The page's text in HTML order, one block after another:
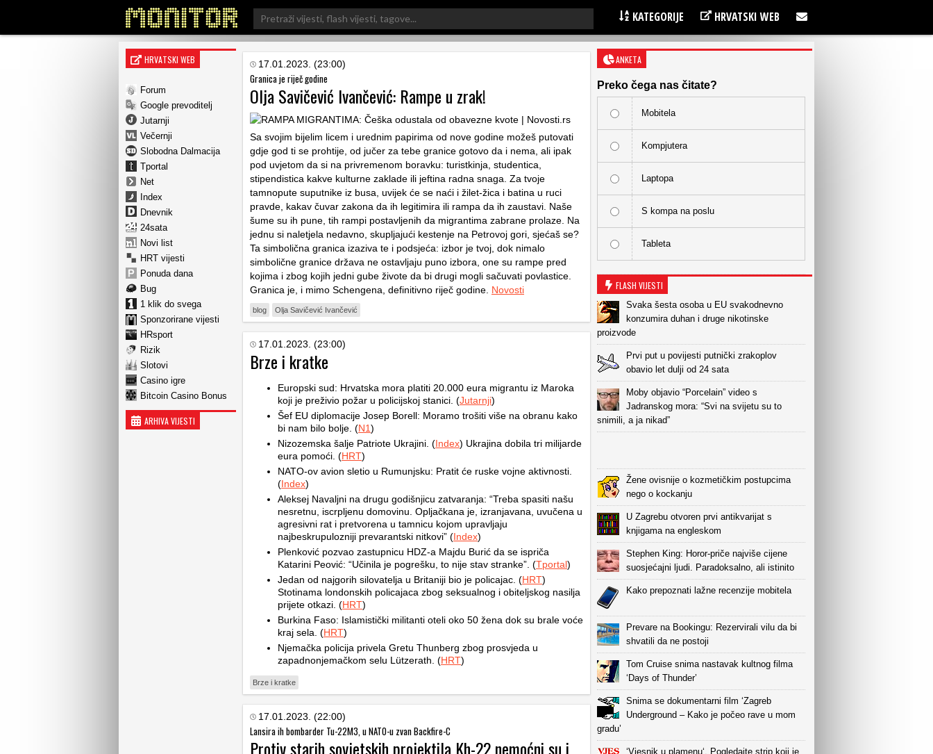
Search
for:
KATEGORIJE HRVATSKI WEB
HRVATSKI WEB
Forum
Google prevoditelj
Jutarnji
Večernji
Slobodna Dalmacija
Tportal
Net
Index
Dnevnik
24sata
Novi list
HRT vijesti
Ponuda dana
Bug
1 klik do svega
Sponzorirane vijesti
HRsport
Rizik
Slotovi
Casino igre
Bitcoin Casino Bonus
ARHIVA VIJESTI
17.01.2023. (23:00)
Granica je riječ godine
Olja Savičević Ivančević: Rampe u zrak!
Sa svojim bijelim licem i urednim papirima od nove godine možeš putovati
gdje god ti se prohtije, od jučer za tebe granice gotovo da i nema, ali ipak
pod uvjetom da si na privremenom boravku: turistkinja, studentica,
stipendistica kakve kulturne zaklade ili jeftina radna snaga. Za tvoje
tamnopute suputnike iz busa, uvijek će se naći i žilet-žica i batina u ruci
pravde, kakav čuvar zakona da ih legitimira ili rampa da ih zaustavi. Naše
šume su ih pune, tih rampi postavljenih da migrantima zabrane prolaze. Na
jednu si naletjela nedavno, skupljajući kestenje na Petrovoj gori, sjećaš se?
Ta simbolična granica izaziva te i podsjeća: izbor je tvoj, dok nimalo
simbolične granice država ne ostavljaju puno izbora, one su rampe pred
kojima i zbog kojih jedni gube živote da bi drugi mogli sačuvati povlastice.
Granica je, i mimo Schengena, definitivno riječ godine. Novosti
blog Olja Savičević Ivančević
17.01.2023. (23:00)
Brze i kratke
Europski sud: Hrvatska mora platiti 20.000 eura migrantu iz Maroka
koji je preživio požar u policijskoj stanici. (Jutarnji)
Šef EU diplomacije Josep Borell: Moramo trošiti više na obranu kako
bi nam bilo bolje. (N1)
Nizozemska šalje Patriote Ukrajini. (Index) Ukrajina dobila tri milijarde
eura pomoći. (HRT)
NATO-ov avion sletio u Rumunjsku: Pratit će ruske vojne aktivnosti.
(Index)
Aleksej Navaljni na drugu godišnjicu zatvaranja: “Treba spasiti našu
nesretnu, iscrpljenu domovinu. Opljačkana je, izranjavana, uvučena u
agresivni rat i pretvorena u tamnicu kojom upravljaju
najbeskrupulozniji prevarantski nitkovi” (Index)
Plenković pozvao zastupnicu HDZ-a Majdu Burić da se ispriča
Katarini Peović: “Učinila je pogrešku, to nije stav stranke”. (Tportal)
Jedan od najgorih silovatelja u Britaniji bio je policajac. (HRT)
Stotinama londonskih policajaca zbog seksualnog i obiteljskog nasilja
prijete otkazi. (HRT)
Burkina Faso: Islamistički militanti oteli oko 50 žena dok su brale voće
kraj sela. (HRT)
Njemačka policija privela Gretu Thunberg zbog prosvjeda u
zapadnonjemačkom selu Lützerath. (HRT)
Brze i kratke
17.01.2023. (22:00)
Lansira ih bombarder Tu-22M3, u NATO-u zvan Backfire-C
Protiv starih sovjetskih projektila Kh-22 nemoćni su i
ANKETA
Preko čega nas čitate?
Mobitela
Kompjutera
Laptopa
S kompa na poslu
Tableta
FLASH VIJESTI
Svaka šesta osoba u EU svakodnevno
konzumira duhan i druge nikotinske
proizvode
Prvi put u povijesti putnički zrakoplov
obavio let dulji od 24 sata
Moby objavio “Porcelain” video s
Jadranskog mora: “Svi na svijetu su to
snimili, a ja nikad”
Žene ovisnije o kozmetičkim postupcima
nego o kockanju
U Zagrebu otvoren prvi antikvarijat s
knjigama na engleskom
Stephen King: Horor-priče najviše cijene
suosjećajni ljudi. Paradoksalno, ali istinito
Kako prepoznati lažne recenzije mobitela
Prevare na Bookingu: Rezervirali vilu da bi
shvatili da ne postoji
Tom Cruise snima nastavak kultnog filma
‘Days of Thunder’
Snima se dokumentarni film ‘Zagreb
Underground – Kako je počeo rave u mom
gradu’
‘Vjesnik u plamenu‘. Pogledajte strip koji je